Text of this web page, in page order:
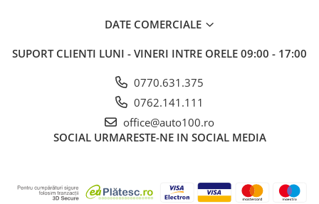
DATE COMERCIALE
SUPORT CLIENTI LUNI - VINERI INTRE ORELE 09:00 - 17:00
0770.631.375
0762.141.111
office@auto100.ro
SOCIAL URMARESTE-NE IN SOCIAL MEDIA